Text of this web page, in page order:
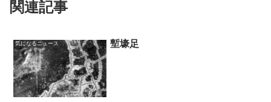
関連記事
気になるニュース 塹壕足